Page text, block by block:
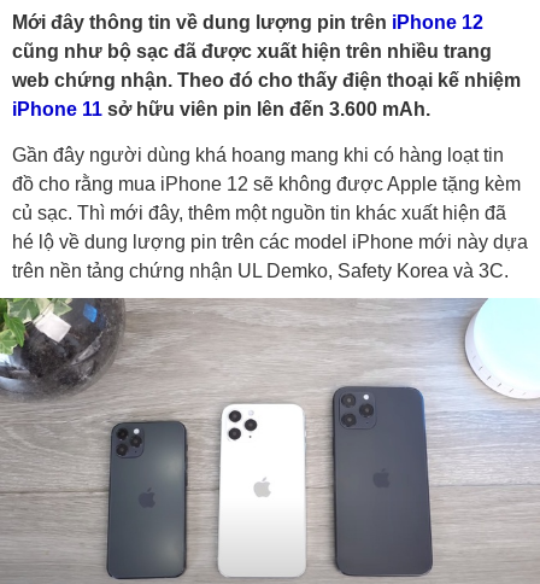
Mới đây thông tin về dung lượng pin trên iPhone 12
cũng như bộ sạc đã được xuất hiện trên nhiều trang
web chứng nhận. Theo đó cho thấy điện thoại kế nhiệm
iPhone 11 sở hữu viên pin lên đến 3.600 mAh.
Gần đây người dùng khá hoang mang khi có hàng loạt tin
đồ cho rằng mua iPhone 12 sẽ không được Apple tặng kèm
củ sạc. Thì mới đây, thêm một nguồn tin khác xuất hiện đã
hé lộ về dung lượng pin trên các model iPhone mới này dựa
trên nền tảng chứng nhận UL Demko, Safety Korea và 3C.